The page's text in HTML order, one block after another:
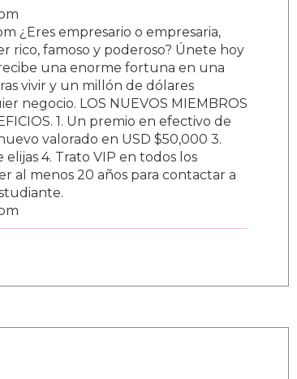
¿Eres empresario o empresaria,
rico, famoso y poderoso? Únete hoy
una enorme fortuna en una
vivir y un millón de dólares
negocio. LOS NUEVOS MIEMBROS
1. Un premio en efectivo de
valorado en USD $50,000 3.
4. Trato VIP en todos los
al menos 20 años para contactar a